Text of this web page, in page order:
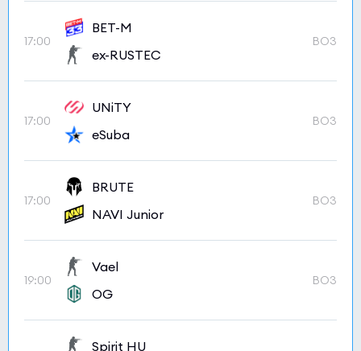
17:00
BET-M
ex-RUSTEC
BO3
17:00
UNiTY
eSuba
BO3
17:00
BRUTE
NAVI Junior
BO3
19:00
Vael
OG
BO3
Spirit HU